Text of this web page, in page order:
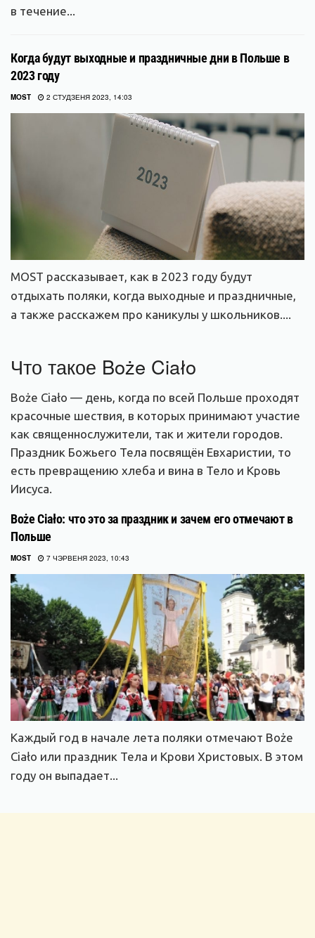
в течение...
Когда будут выходные и праздничные дни в Польше в
2023 году
MOST 2 СТУДЗЕНЯ 2023, 14:03
MOST рассказывает, как в 2023 году будут
отдыхать поляки, когда выходные и праздничные,
а также расскажем про каникулы у школьников....
Что такое Boże Ciało
Boże Ciało — день, когда по всей Польше проходят
красочные шествия, в которых принимают участие
как священнослужители, так и жители городов.
Праздник Божьего Тела посвящён Евхаристии, то
есть превращению хлеба и вина в Тело и Кровь
Иисуса.
Boże Ciało: что это за праздник и зачем его отмечают в
Польше
MOST 7 ЧЭРВЕНЯ 2023, 10:43
Каждый год в начале лета поляки отмечают Boże
Ciało или праздник Тела и Крови Христовых. В этом
году он выпадает...